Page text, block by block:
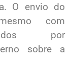
O envio do
com
por
sobre a